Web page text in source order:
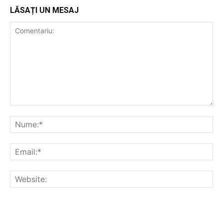
LĂSAȚI UN MESAJ